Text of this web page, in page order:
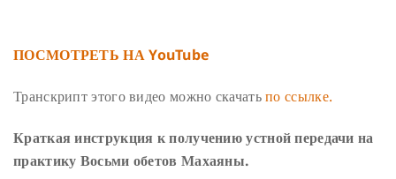
ПОСМОТРЕТЬ НА YouTube
Транскрипт этого видео можно скачатьпо ссылке.
Краткая инструкция к получению устной передачи на
практику Восьми обетов Махаяны.